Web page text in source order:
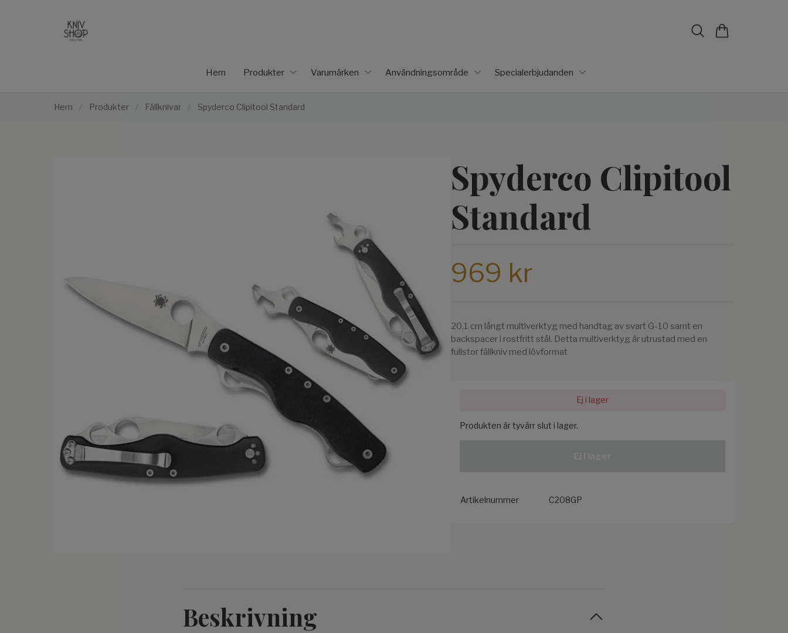
Hem Produkter Varumärken Användningsområde Specialerbjudanden
Hem / Produkter / Fällknivar / Spyderco Clipitool Standard
Spyderco Clipitool
Standard
969 kr
20,1 cm långt multiverktyg med handtag av svart G-10 samt en
backspacer i rostfritt stål. Detta multiverktyg är utrustad med en
fullstor fällkniv med lövformat
Ej i lager
Produkten är tyvärr slut i lager.
Artikelnummer C208GP
Beskrivning